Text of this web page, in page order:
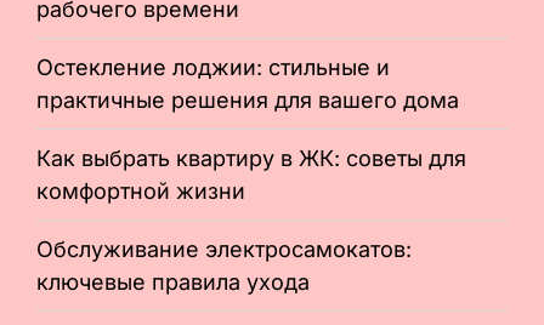
рабочего времени
Остекление лоджии: стильные и
практичные решения для вашего дома
Как выбрать квартиру в ЖК: советы для
комфортной жизни
Обслуживание электросамокатов:
ключевые правила ухода